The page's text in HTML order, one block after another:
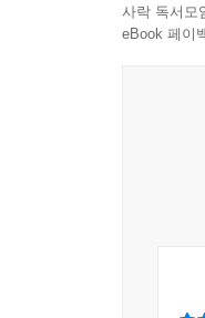
사락 독서모
eBook 페이